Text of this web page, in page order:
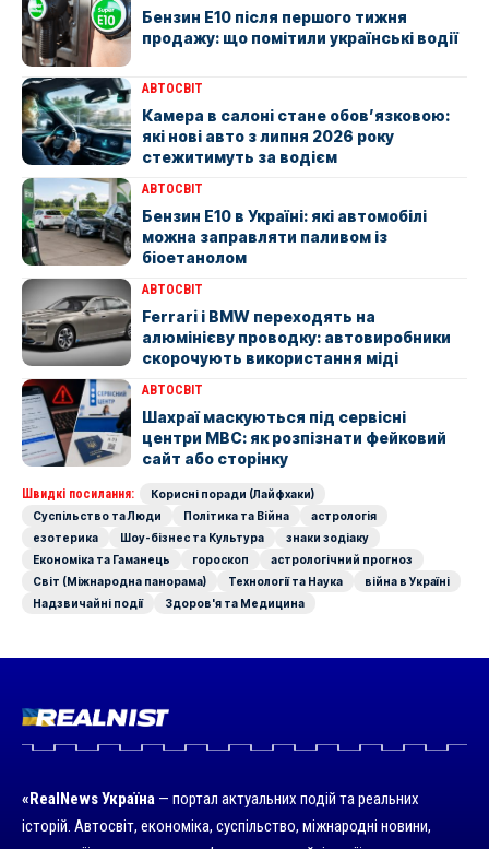
Бензин E10 після першого тижня
продажу: що помітили українські водії
АВТОСВІТ
Камера в салоні стане обов’язковою:
які нові авто з липня 2026 року
стежитимуть за водієм
АВТОСВІТ
Бензин Е10 в Україні: які автомобілі
можна заправляти паливом із
біоетанолом
АВТОСВІТ
Ferrari і BMW переходять на
алюмінієву проводку: автовиробники
скорочують використання міді
АВТОСВІТ
Шахраї маскуються під сервісні
центри МВС: як розпізнати фейковий
сайт або сторінку
Швидкі посилання:
Корисні поради (Лайфхаки)
Суспільство та Люди
Політика та Війна
астрологія
езотерика
Шоу-бізнес та Культура
знаки зодіаку
Економіка та Гаманець
гороскоп
астрологічний прогноз
Світ (Міжнародна панорама)
Технології та Наука
війна в Україні
Надзвичайні події
Здоров'я та Медицина
«RealNews Україна — портал актуальних подій та реальних
історій. Автосвіт, економіка, суспільство, міжнародні новини,